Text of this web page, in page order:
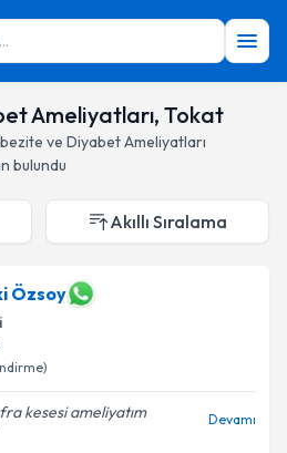
Ameliyatları, Tokat
ve Diyabet Ameliyatları
bulundu
Akıllı Sıralama
Özsoy
kesesi ameliyatım
Devamı